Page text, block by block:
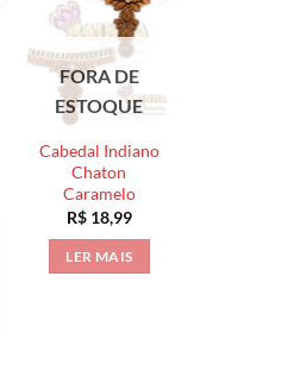
FORA DE
ESTOQUE
Cabedal Indiano
Chaton
Caramelo
R$18,99
LER MAIS